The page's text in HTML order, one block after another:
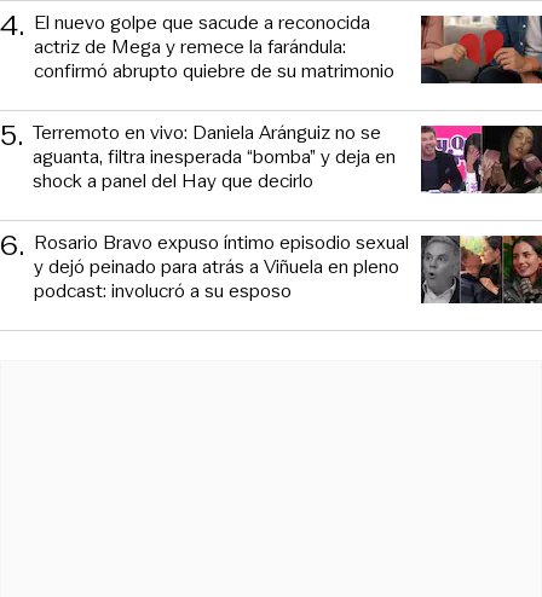
4. El nuevo golpe que sacude a reconocida
actriz de Mega y remece la farándula:
confirmó abrupto quiebre de su matrimonio
5. Terremoto en vivo: Daniela Aránguiz no se
aguanta, filtra inesperada “bomba” y deja en
shock a panel del Hay que decirlo
6. Rosario Bravo expuso íntimo episodio sexual
y dejó peinado para atrás a Viñuela en pleno
podcast: involucró a su esposo